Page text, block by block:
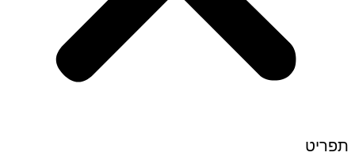
תפריט